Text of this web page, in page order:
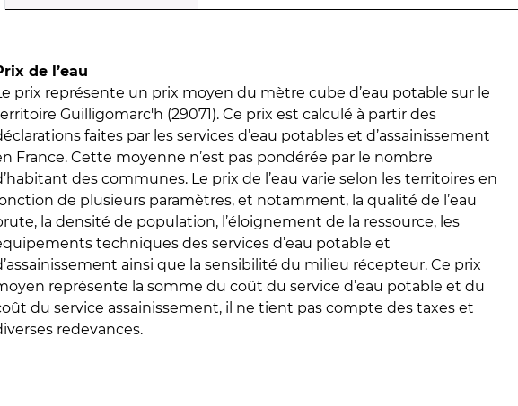
de l’eau
prix représente un prix moyen du mètre cube d’eau potable sur le
Guilligomarc'h (29071). Ce prix est calculé à partir des
faites par les services d’eau potables et d’assainissement
France. Cette moyenne n’est pas pondérée par le nombre
des communes. Le prix de l’eau varie selon les territoires en
de plusieurs paramètres, et notamment, la qualité de l’eau
la densité de population, l’éloignement de la ressource, les
techniques des services d’eau potable et
ainsi que la sensibilité du milieu récepteur. Ce prix
représente la somme du coût du service d’eau potable et du
du service assainissement, il ne tient pas compte des taxes et
redevances.